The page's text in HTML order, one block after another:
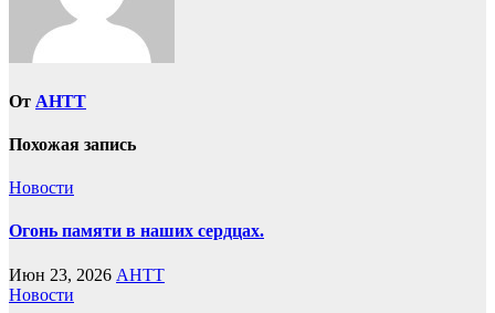
От AHTT
Похожая запись
Новости
Огонь памяти в наших сердцах.
Июн 23, 2026 AHTT
Новости